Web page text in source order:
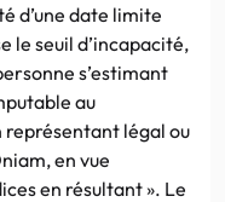
d’une date limite
le seuil d’incapacité,
s’estimant
au
représentant légal ou
en vue
en résultant ». Le